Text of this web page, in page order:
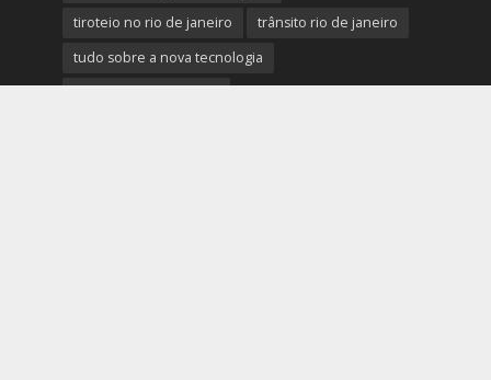
tiroteio no rio de janeiro
trânsito rio de janeiro
tudo sobre a nova tecnologia